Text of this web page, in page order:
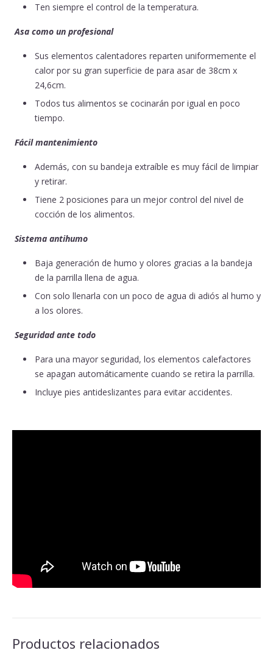
Ten siempre el control de la temperatura.
Asa como un profesional
Sus elementos calentadores reparten uniformemente el
calor por su gran superficie de para asar de 38cm x
24,6cm.
Todos tus alimentos se cocinarán por igual en poco
tiempo.
Fácil mantenimiento
Además, con su bandeja extraíble es muy fácil de limpiar
y retirar.
Tiene 2 posiciones para un mejor control del nivel de
cocción de los alimentos.
Sistema antihumo
Baja generación de humo y olores gracias a la bandeja
de la parrilla llena de agua.
Con solo llenarla con un poco de agua di adiós al humo y
a los olores.
Seguridad ante todo
Para una mayor seguridad, los elementos calefactores
se apagan automáticamente cuando se retira la parrilla.
Incluye pies antideslizantes para evitar accidentes.
Productos relacionados